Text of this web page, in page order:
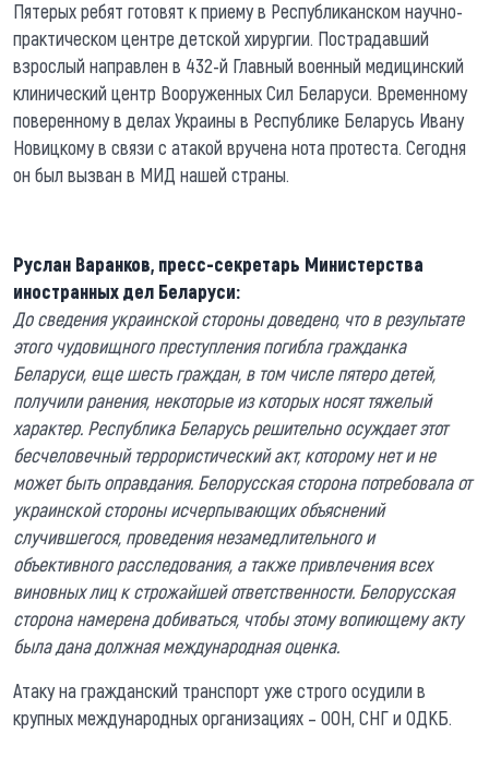
Пятерых ребят готовят к приему в Республиканском научно-
практическом центре детской хирургии. Пострадавший
взрослый направлен в 432-й Главный военный медицинский
клинический центр Вооруженных Сил Беларуси. Временному
поверенному в делах Украины в Республике Беларусь Ивану
Новицкому в связи с атакой вручена нота протеста. Сегодня
он был вызван в МИД нашей страны.
Руслан Варанков, пресс-секретарь Министерства
иностранных дел Беларуси:
До сведения украинской стороны доведено, что в результате
этого чудовищного преступления погибла гражданка
Беларуси, еще шесть граждан, в том числе пятеро детей,
получили ранения, некоторые из которых носят тяжелый
характер. Республика Беларусь решительно осуждает этот
бесчеловечный террористический акт, которому нет и не
может быть оправдания. Белорусская сторона потребовала от
украинской стороны исчерпывающих объяснений
случившегося, проведения незамедлительного и
объективного расследования, а также привлечения всех
виновных лиц к строжайшей ответственности. Белорусская
сторона намерена добиваться, чтобы этому вопиющему акту
была дана должная международная оценка.
Атаку на гражданский транспорт уже строго осудили в
крупных международных организациях – ООН, СНГ и ОДКБ.